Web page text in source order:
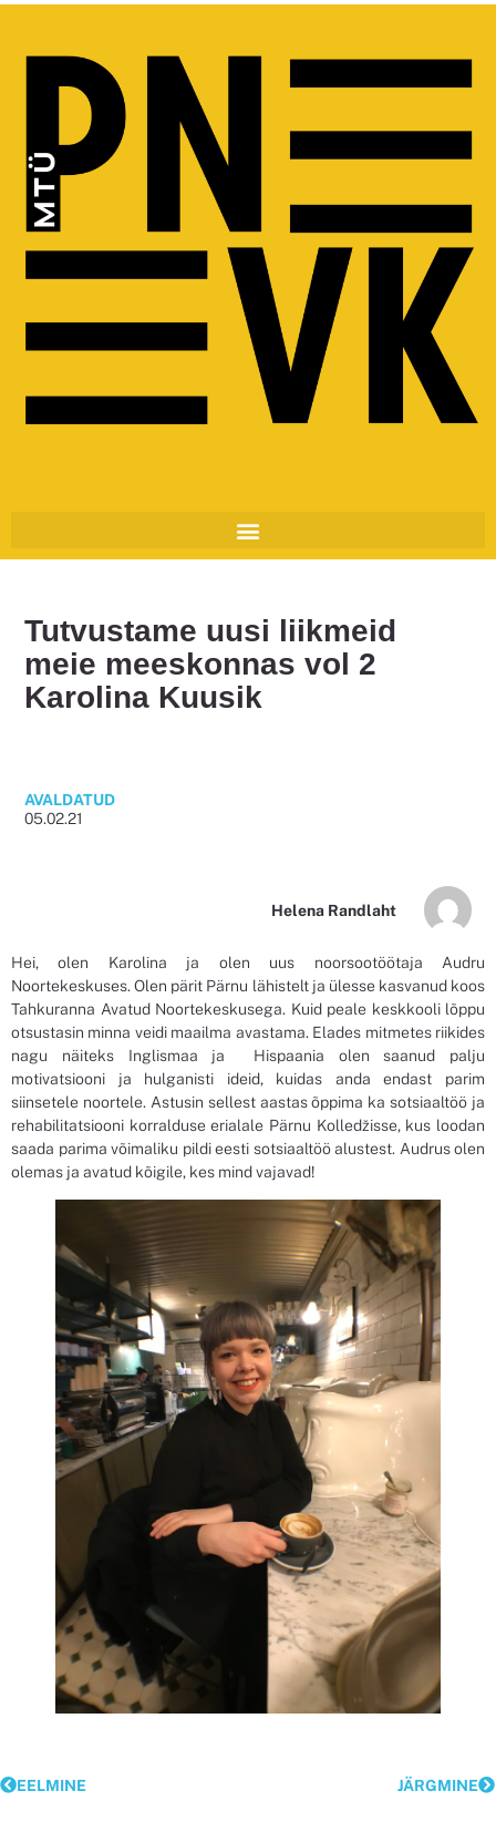
Tutvustame uusi liikmeid
meie meeskonnas vol 2
Karolina Kuusik
AVALDATUD
05.02.21
Helena Randlaht
Hei, olen Karolina ja olen uus noorsootöötaja Audru
Noortekeskuses. Olen pärit Pärnu lähistelt ja ülesse kasvanud koos
Tahkuranna Avatud Noortekeskusega. Kuid peale keskkooli lõppu
otsustasin minna veidi maailma avastama. Elades mitmetes riikides
nagu näiteks Inglismaa ja Hispaania olen saanud palju
motivatsiooni ja hulganisti ideid, kuidas anda endast parim
siinsetele noortele. Astusin sellest aastas õppima ka sotsiaaltöö ja
rehabilitatsiooni korralduse erialale Pärnu Kolledžisse, kus loodan
saada parima võimaliku pildi eesti sotsiaaltöö alustest. Audrus olen
olemas ja avatud kõigile, kes mind vajavad!
EELMINE JÄRGMINE